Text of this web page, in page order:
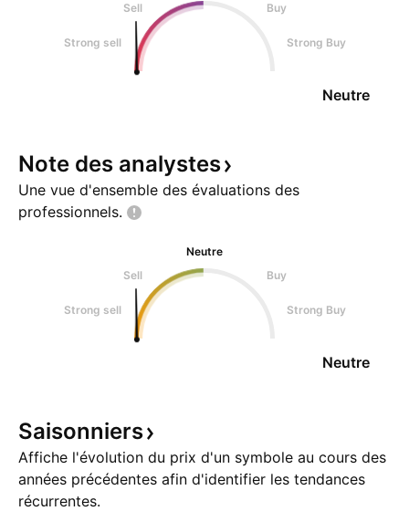
Sell Buy
Strong sell Strong Buy
Neutre
Note des analystes
Une vue d'ensemble des évaluations des
professionnels.
Neutre
Sell
Buy
Strong sell Strong Buy
Neutre
Saisonniers
Affiche l'évolution du prix d'un symbole au cours des
années précédentes afin d'identifier les tendances
récurrentes.